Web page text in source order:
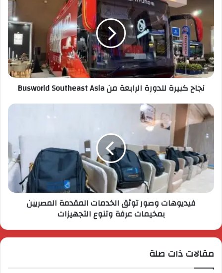
نجاح كبيرة للدورة الرابعة من Busworld Southeast Asia
فيديوهات وصور توثق الخدمات المقدمة المصريين
بمخيمات عرفة وتنوع التجهيزات
مقالات ذات صلة